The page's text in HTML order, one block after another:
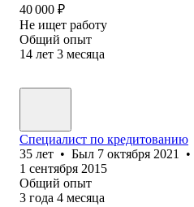
40 000 ₽
Не ищет работу
Общий опыт
14 лет 3 месяца
Специалист по кредитованию
35 лет • Был 7 октября 2021 •
1 сентября 2015
Общий опыт
3 года 4 месяца